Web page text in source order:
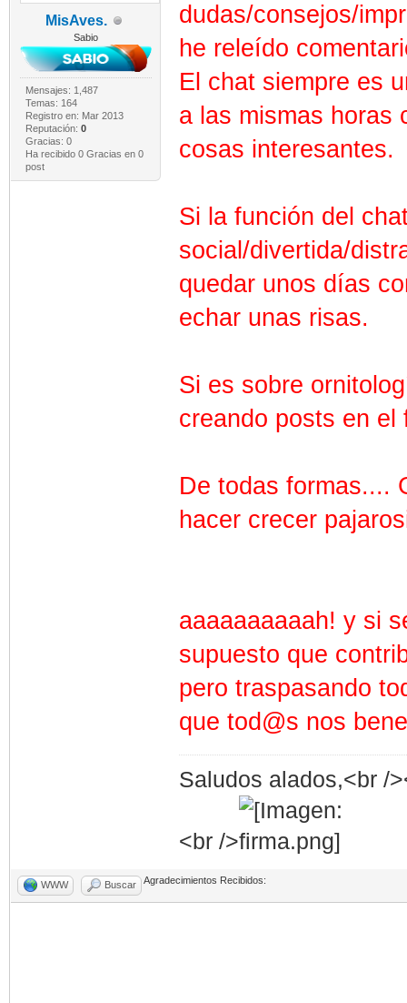
MisAves.
Sabio
Mensajes: 1,487
Temas: 164
Registro en: Mar 2013
Reputación: 0
Gracias: 0
Ha recibido 0 Gracias en 0
post
dudas/consejos/
he releído
El chat siempre es
a las mismas horas
cosas interesantes.
Si la función del
social/divertida/
quedar unos días
echar unas risas.
Si es sobre
creando posts en el
De todas formas....
hacer crecer
aaaaaaaaaah! y si
supuesto que
pero traspasando
que tod@s nos
Saludos alados,<br /
<br />
WWW Buscar Agradecimientos Recibidos: